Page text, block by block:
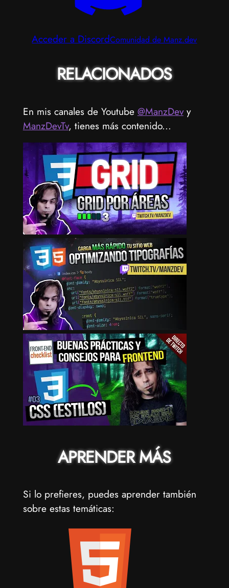
Acceder a DiscordComunidad de Manz.dev
RELACIONADOS
En mis canales de Youtube @ManzDevy
ManzDevTv, tienes más contenido...
APRENDER MÁS
Si lo prefieres, puedes aprender también
sobre estas temáticas: